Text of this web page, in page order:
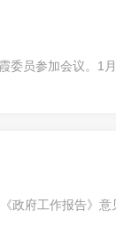
员参加会议。1
政府工作报告》